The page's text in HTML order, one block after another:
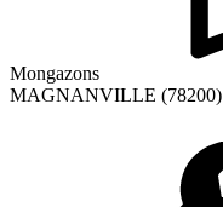
Mongazons
MAGNANVILLE (78200)